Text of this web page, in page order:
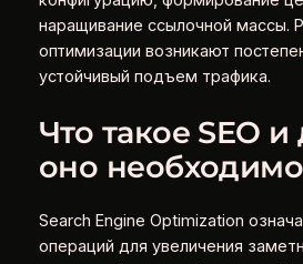
наращивание ссылочной массы.
оптимизации возникают
устойчивый подъем трафика.
Что такое SEO и
оно
Search Engine Optimization
операций для увеличения